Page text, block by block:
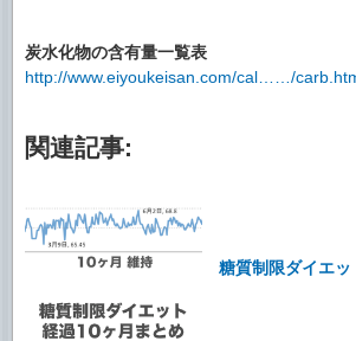
炭水化物の含有量一覧表
http://www.eiyoukeisan.com/cal……/
関連記事:
糖質制限ダイエッ